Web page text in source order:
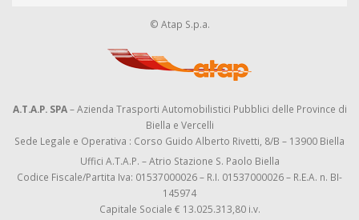
© Atap S.p.a.
A.T.A.P. SPA– Azienda Trasporti Automobilistici Pubblici delle Province di
Biella e Vercelli
Sede Legale e Operativa : Corso Guido Alberto Rivetti, 8/B – 13900 Biella
Uffici A.T.A.P. – Atrio Stazione S. Paolo Biella
Codice Fiscale/Partita Iva: 01537000026 – R.I. 01537000026 – R.E.A. n. BI-
145974
Capitale Sociale € 13.025.313,80 i.v.